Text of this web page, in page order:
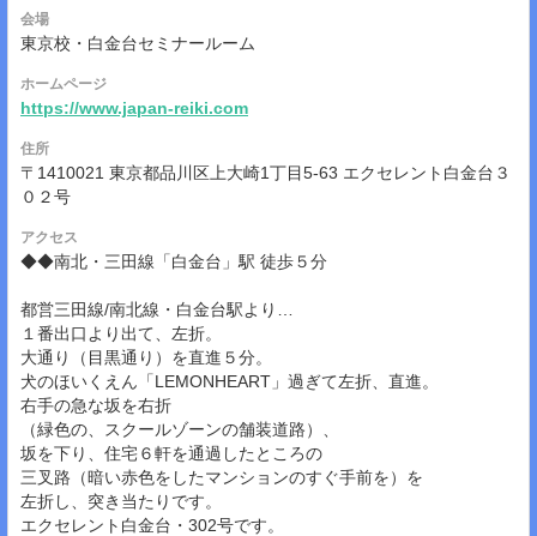
会場
東京校・白金台セミナールーム
ホームページ
https://www.japan-reiki.com
住所
〒1410021 東京都品川区上大崎1丁目5-63 エクセレント白金台３
０２号
アクセス
◆◆南北・三田線「白金台」駅 徒歩５分
都営三田線/南北線・白金台駅より…
１番出口より出て、左折。
大通り（目黒通り）を直進５分。
犬のほいくえん「LEMONHEART」過ぎて左折、直進。
右手の急な坂を右折
（緑色の、スクールゾーンの舗装道路）、
坂を下り、住宅６軒を通過したところの
三叉路（暗い赤色をしたマンションのすぐ手前を）を
左折し、突き当たりです。
エクセレント白金台・302号です。